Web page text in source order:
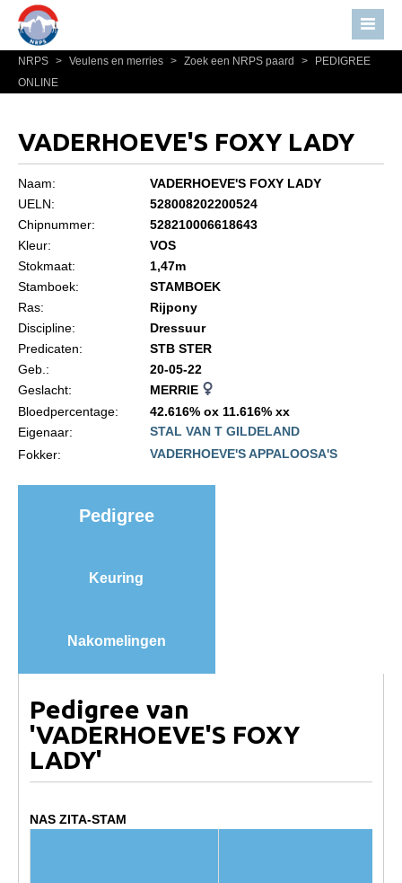
Home
Nieuws
Bestuur NRPS
Informatie
Statuten en reglementen
Algemeen
Paardenpaspoort aanvragen
Import registratie
Informatie overschrijven paspoort
Animal Health Regulation
Marktplaats
Webshop
Evenementen
NRPS Keuringen
NRPS > Veulens en merries > Zoek een NRPS paard >
PEDIGREE
ONLINE
VADERHOEVE'S FOXY LADY
Naam:
VADERHOEVE'S FOXY LADY
UELN:
528008202200524
Chipnummer:
528210006618643
Kleur:
VOS
Stokmaat:
1,47m
Stamboek:
STAMBOEK
Ras:
Rijpony
Discipline:
Dressuur
Predicaten:
STB STER
Geb.:
20-05-22
Geslacht:
MERRIE
Bloedpercentage:
42.616% ox 11.616% xx
Eigenaar:
STAL VAN T GILDELAND
Fokker:
VADERHOEVE'S APPALOOSA'S
Pedigree
Keuring
Nakomelingen
Pedigree van
'VADERHOEVE'S FOXY
LADY'
NAS ZITA-STAM